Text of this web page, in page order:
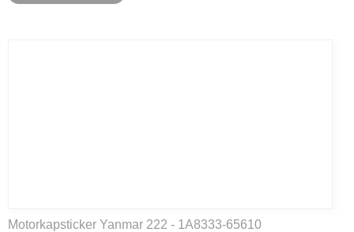
Motorkapsticker Yanmar 222 - 1A8333-65610